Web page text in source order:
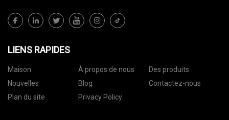
LIENS RAPIDES
Maison À propos de nous
Des produits
Nouvelles
Blog
Contactez-nous
Plan du site
Privacy Policy